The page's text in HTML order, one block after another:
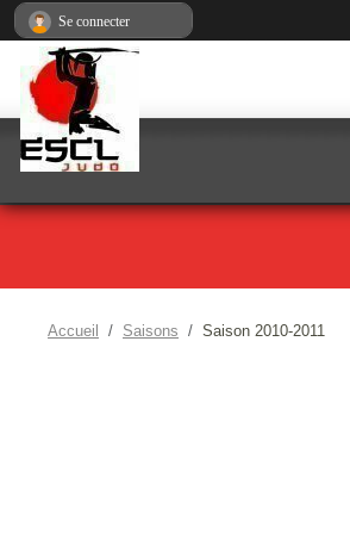
Accueil Saisons Saison 2010-2011
Se connecter
Panneau de gestion des cookies